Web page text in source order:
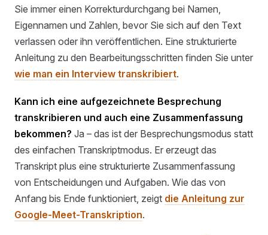
Sie immer einen Korrekturdurchgang bei Namen,
Eigennamen und Zahlen, bevor Sie sich auf den Text
verlassen oder ihn veröffentlichen. Eine strukturierte
Anleitung zu den Bearbeitungsschritten finden Sie unter
wie man ein Interview transkribiert.
Kann ich eine aufgezeichnete Besprechung
transkribieren und auch eine Zusammenfassung
bekommen? Ja – das ist der Besprechungsmodus statt
des einfachen Transkriptmodus. Er erzeugt das
Transkript plus eine strukturierte Zusammenfassung
von Entscheidungen und Aufgaben. Wie das von
Anfang bis Ende funktioniert, zeigt die Anleitung zur
Google-Meet-Transkription.